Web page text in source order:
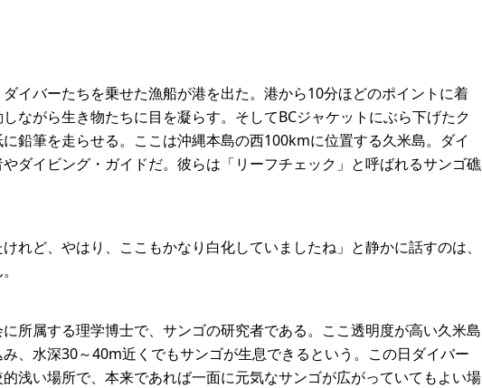
イバーたちを乗せた漁船が港を出た。港から10分ほどのポイントに着
ながら生き物たちに目を凝らす。そしてBCジャケットにぶら下げたク
鉛筆を走らせる。ここは沖縄本島の西100kmに位置する久米島。ダイ
ダイビング・ガイドだ。彼らは「リーフチェック」と呼ばれるサンゴ礁
れど、やはり、ここもかなり白化していましたね」と静かに話すのは、
所属する理学博士で、サンゴの研究者である。ここ透明度が高い久米島
、水深30～40m近くでもサンゴが生息できるという。この日ダイバー
浅い場所で、本来であれば一面に元気なサンゴが広がっていてもよい場